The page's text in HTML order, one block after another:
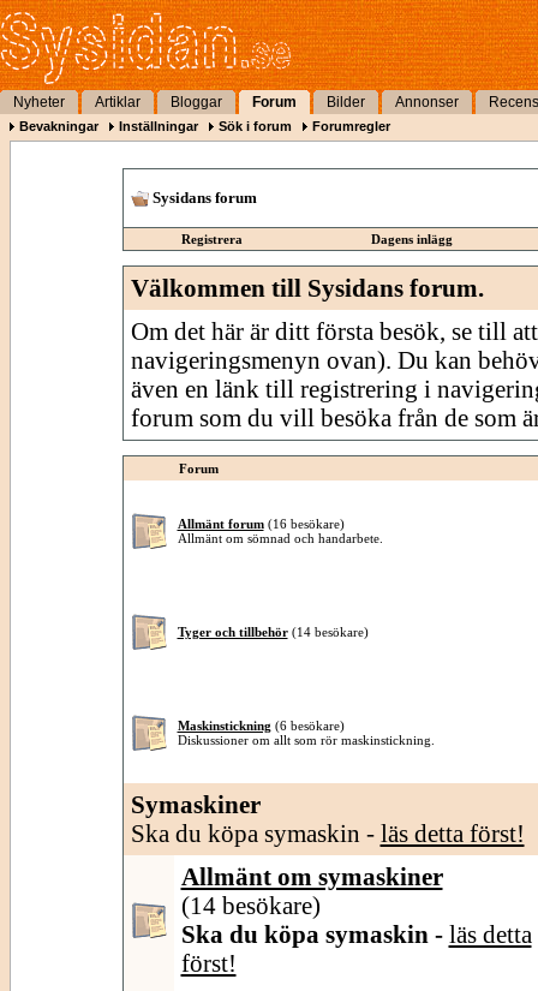
Nyheter Artiklar Bloggar Forum Bilder Annonser
Bevakningar Inställningar Sök i forum Forumregler
Sysidans forum
Registrera Dagens inlägg
Välkommen till Sysidans forum.
Om det här är ditt första besök, se till
navigeringsmenyn ovan). Du kan
även en länk till registrering i
forum som du vill besöka från de som
Forum
Allmänt forum (16 besökare)
Allmänt om sömnad och handarbete.
Tyger och tillbehör (14 besökare)
Maskinstickning (6 besökare)
Diskussioner om allt som rör maskinstickning.
Symaskiner
Ska du köpa symaskin - läs detta först!
Allmänt om symaskiner
(14 besökare)
Ska du köpa symaskin - läs detta
först!